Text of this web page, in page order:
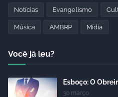
Notícias Evangelismo
Música AMBRP Mídia
Você já leu?
Esboço: O
30 março